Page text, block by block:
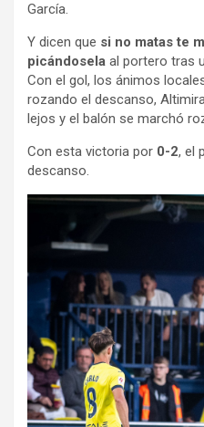
García.
Y dicen que si no matas te
picándosela al portero tras
Con el gol, los ánimos
rozando el descanso,
lejos y el balón se marchó
Con esta victoria por 0-2, el
descanso.